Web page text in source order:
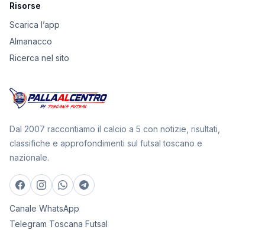
Risorse
Scarica l’app
Almanacco
Ricerca nel sito
Dal 2007 raccontiamo il calcio a 5 con notizie, risultati,
classifiche e approfondimenti sul futsal toscano e
nazionale.
Canale WhatsApp
Telegram Toscana Futsal